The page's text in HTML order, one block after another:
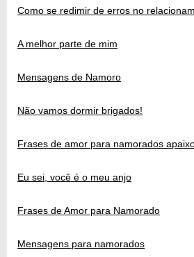
Como se redimir de erros no
A melhor parte de mim
Mensagens de Namoro
Não vamos dormir brigados!
Frases de amor para namorados
Eu sei, você é o meu anjo
Frases de Amor para Namorado
Mensagens para namorados